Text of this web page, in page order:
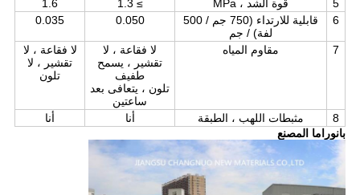
5 قوة الشد ، MPa ≥ 1.3
1.6
6
قابلية للارتداء (750 جم / 500
لفة) / جم
0.050
0.035
7 مقاوم المياه
لا فقاعة ، لا
تقشير ، يسمح
طفيف
تلون ، يتعافى بعد
ساعتين
لا فقاعة ، لا
تقشير ، لا
تلون
8 مثبطات اللهب ، الطبقة أنا
أنا
بانوراما المصنع